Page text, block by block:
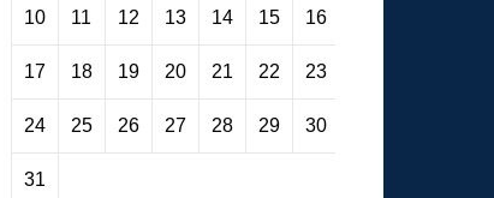
10 11 12 13 14 15 16
17 18 19 20 21 22 23
24 25 26 27 28 29 30
31